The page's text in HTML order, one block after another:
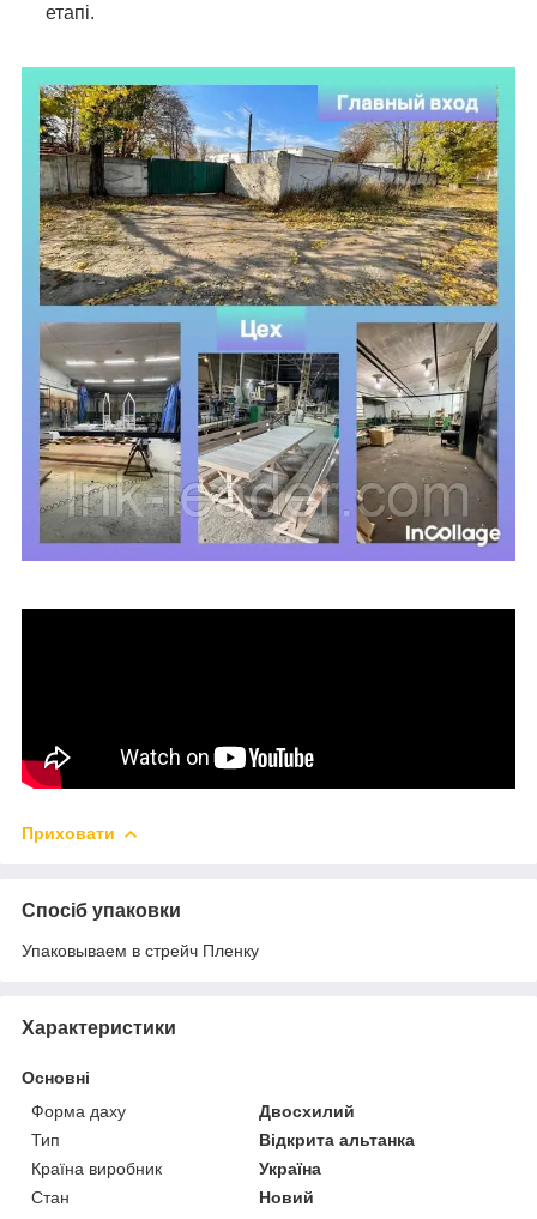
етапі.
Приховати
Спосіб упаковки
Упаковываем в стрейч Пленку
Характеристики
Основні
Форма даху
Двосхилий
Тип
Відкрита альтанка
Країна виробник
Україна
Стан
Новий